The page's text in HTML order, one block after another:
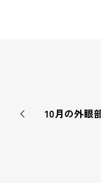
10月の外眼